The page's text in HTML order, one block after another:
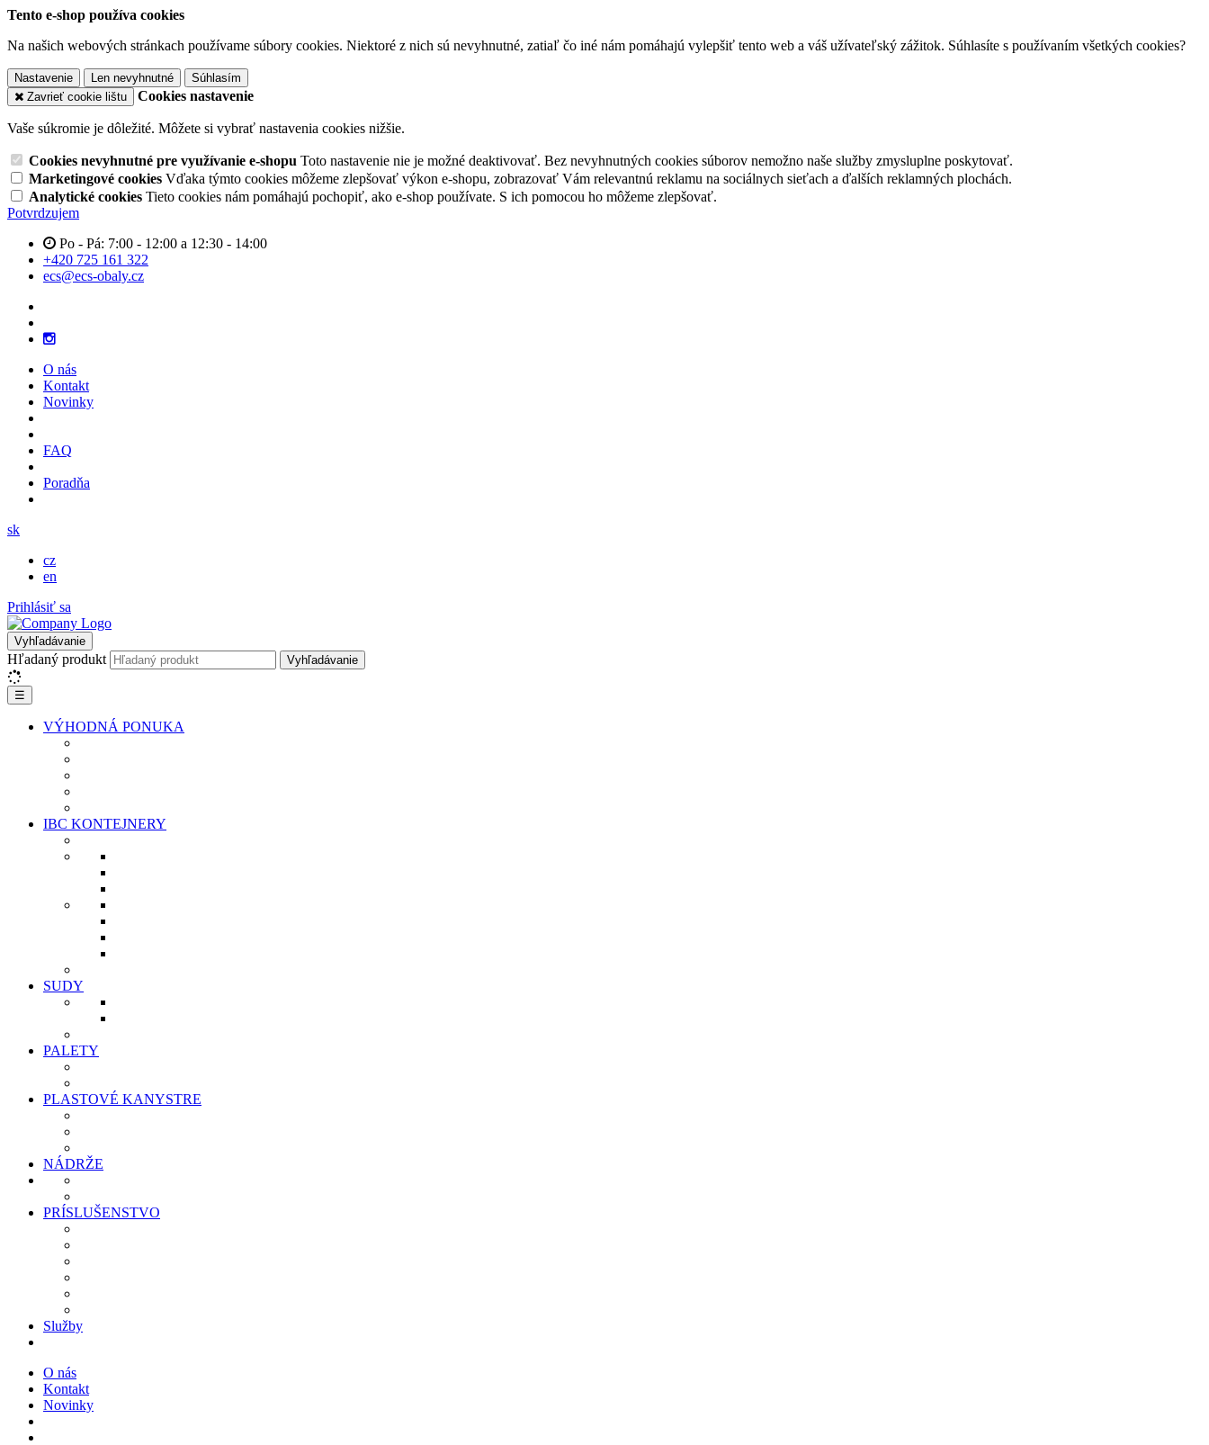
Tento e-shop používa cookies
Na našich webových stránkach používame súbory cookies. Niektoré z nich sú nevyhnutné, zatiaľ čo iné nám pomáhajú vylepšiť tento web a váš užívateľský zážitok. Súhlasíte s používaním všetkých cookies?
Nastavenie Len nevyhnutné
Súhlasím
Zavrieť cookie lištu
Cookies nastavenie
Vaše súkromie je dôležité. Môžete si vybrať nastavenia cookies nižšie.
Cookies nevyhnutné pre využívanie e-shopu Toto nastavenie nie je možné deaktivovať. Bez nevyhnutných cookies súborov nemožno naše služby zmysluplne poskytovať.
Marketingové cookies Vďaka týmto cookies môžeme zlepšovať výkon e-shopu, zobrazovať Vám relevantnú reklamu na sociálnych sieťach a ďalších reklamných plochách.
Analytické cookies Tieto cookies nám pomáhajú pochopiť, ako e-shop používate. S ich pomocou ho môžeme zlepšovať.
Potvrdzujem
Po - Pá: 7:00 - 12:00 a 12:30 - 14:00
+420 725 161 322
ecs@ecs-obaly.cz
O nás
Kontakt
Novinky
FAQ
Poradňa
sk
cz
en
Prihlásiť sa
Vyhľadávanie
Hľadaný produkt Vyhľadávanie
☰
VÝHODNÁ PONUKA
IBC KONTEJNERY
SUDY
PALETY
PLASTOVÉ KANYSTRE
NÁDRŽE
PRÍSLUŠENSTVO
Služby
O nás
Kontakt
Novinky